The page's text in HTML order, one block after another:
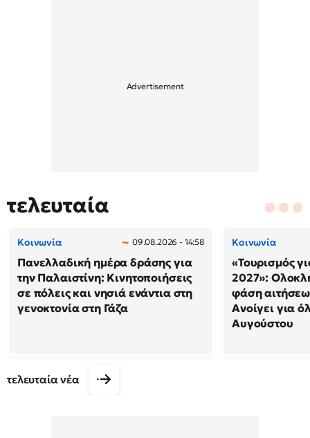
τελευταία
Κοινωνία 09.08.2026 - 14:58
Πανελλαδική ημέρα δράσης για
την Παλαιστίνη: Κινητοποιήσεις
σε πόλεις και νησιά ενάντια στη
γενοκτονία στη Γάζα
Κοινωνία
«Τουρισμός
2027»:
φάση
Ανοίγει για
Αυγούστου
τελευταία νέα